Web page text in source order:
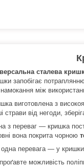
сталева
запобігає
намокання між
виготовлена з
страви від негоди,
з переваг — кришка
вона покрита чорною
перевага — у
можливість